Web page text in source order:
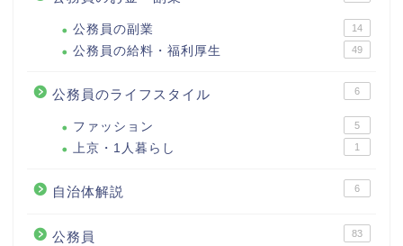
公務員の副業 14
公務員の給料・福利厚生 49
公務員のライフスタイル 6
ファッション 5
上京・1人暮らし 1
自治体解説 6
公務員 83